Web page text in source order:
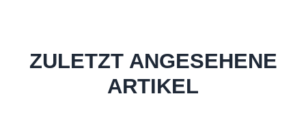
ZULETZT ANGESEHENE
ARTIKEL